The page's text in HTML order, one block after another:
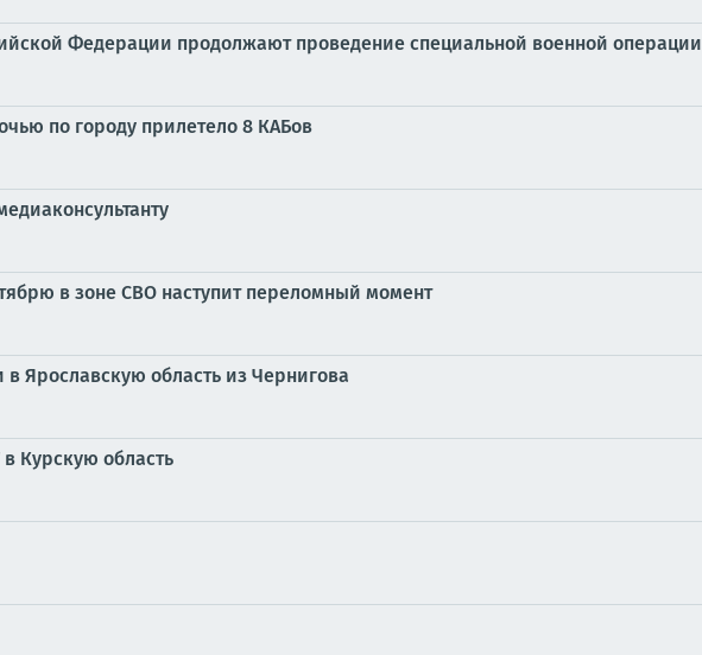
Федерации продолжают проведение специальной военной операции
по городу прилетело 8 КАБов
в зоне СВО наступит переломный момент
Ярославскую область из Чернигова
Курскую область